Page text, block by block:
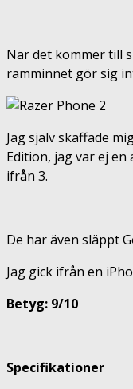
När det kommer till
ramminnet gör sig
Jag själv skaffade
Edition, jag var ej
ifrån 3.
De har även släppt
Jag gick ifrån en
Betyg: 9/10
Specifikationer